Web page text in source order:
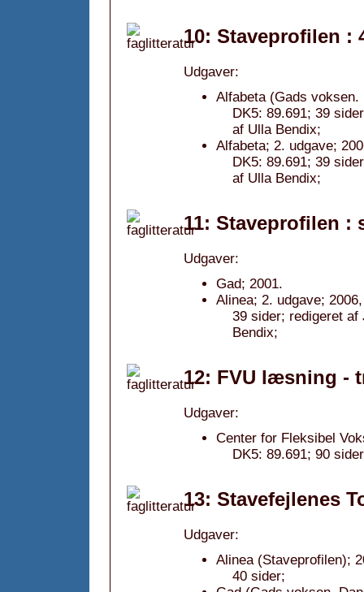
10: Staveprofilen :
Udgaver:
Alfabeta (Gads
DK5: 89.691; 39
af Ulla Bendix;
Alfabeta; 2. udgave;
DK5: 89.691; 39
af Ulla Bendix;
11: Staveprofilen :
Udgaver:
Gad; 2001.
Alinea; 2. udgave;
39 sider; redigeret af
Bendix;
12: FVU læsning -
Udgaver:
Center for Fleksibel
DK5: 89.691; 90
13: Stavefejlenes
Udgaver:
Alinea (Staveprofilen);
40 sider;